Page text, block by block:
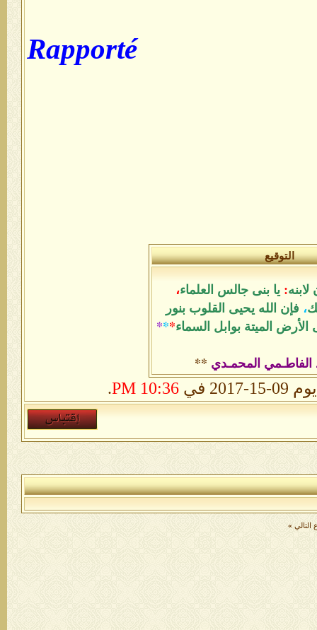
Rapporté
التوقيع
: يا بنى جالس العلماء،
، فإن الله يحيى القلوب بنور
الميتة بوابل السماء*
*
*
الفاطـمي المحمـدي **
10:36 PM
.
التالي »